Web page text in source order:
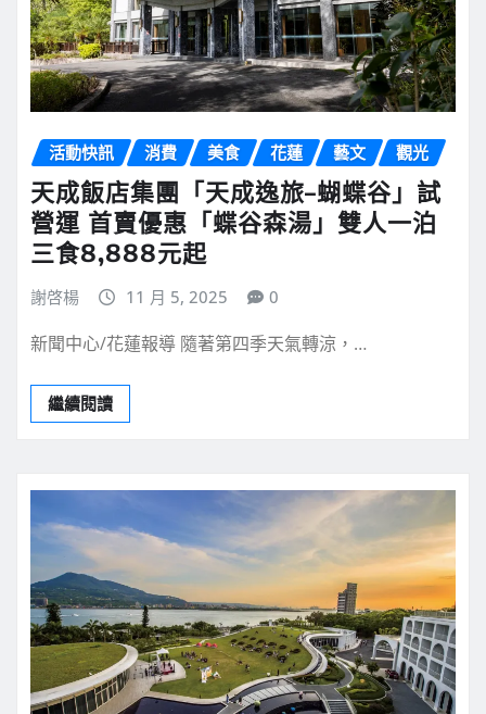
活動快訊 消費 美食 花蓮 藝文 觀光
天成飯店集團「天成逸旅–蝴蝶谷」試
營運 首賣優惠「蝶谷森湯」雙人一泊
三食8,888元起
謝啓楊 11 月 5, 2025 0
新聞中心/花蓮報導 隨著第四季天氣轉涼，…
繼續閱讀